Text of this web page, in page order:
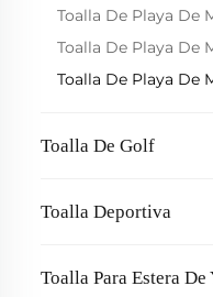
Toalla De Playa De
Toalla De Playa De
Toalla De Playa De
Toalla De Golf
Toalla Deportiva
Toalla Para Estera De